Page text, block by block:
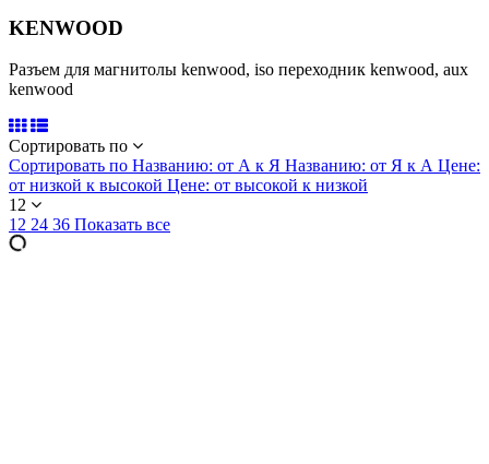
KENWOOD
Разъем для магнитолы kenwood, iso переходник kenwood, aux
kenwood
Сортировать по
Сортировать по Названию: от А к Я Названию: от Я к А Цене:
от низкой к высокой Цене: от высокой к низкой
12
12 24 36 Показать все